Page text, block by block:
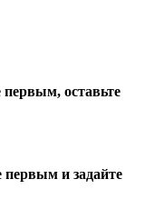
оставьте
первым и задайте